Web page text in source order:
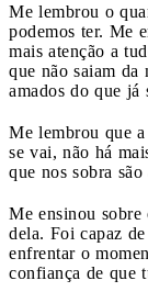
Me lembrou o
podemos ter. Me
mais atenção a
que não saiam da
amados do que já
Me lembrou que
se vai, não há
que nos sobra
Me ensinou sobre
dela. Foi capaz
enfrentar o
confiança de que